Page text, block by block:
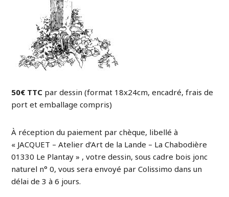
50€ TTC par dessin (format 18x24cm, encadré, frais de
port et emballage compris)
À réception du paiement par chèque, libellé à
« JACQUET – Atelier d’Art de la Lande – La Chabodière
01330 Le Plantay » , votre dessin, sous cadre bois jonc
naturel n° 0, vous sera envoyé par Colissimo dans un
délai de 3 à 6 jours.